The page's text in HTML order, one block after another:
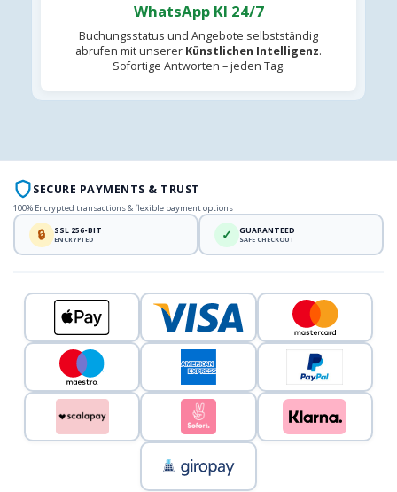
WhatsApp KI 24/7
Buchungsstatus und Angebote selbstständig
abrufen mit unserer Künstlichen Intelligenz.
Sofortige Antworten – jeden Tag.
SECURE PAYMENTS & TRUST
100% Encrypted transactions & flexible payment options
🔒 SSL 256-BIT
ENCRYPTED ✓ GUARANTEED
SAFE CHECKOUT